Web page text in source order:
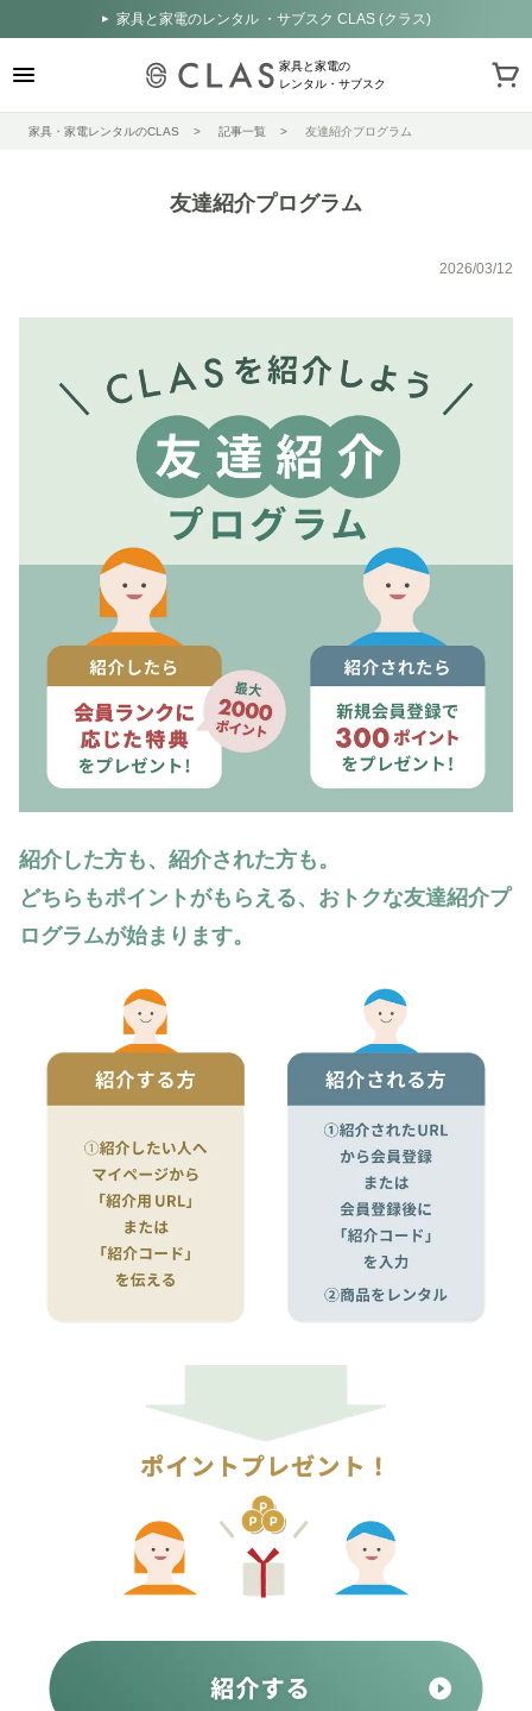
家具と家電のレンタル ・サブスク CLAS (クラス)
家具と家電の
レンタル・サブスク
家具・家電レンタルのCLAS 記事一覧 友達紹介プログラム
友達紹介プログラム
2026/03/12
紹介した方も、紹介された方も。
どちらもポイントがもらえる、おトクな友達紹介プ
ログラムが始まります。